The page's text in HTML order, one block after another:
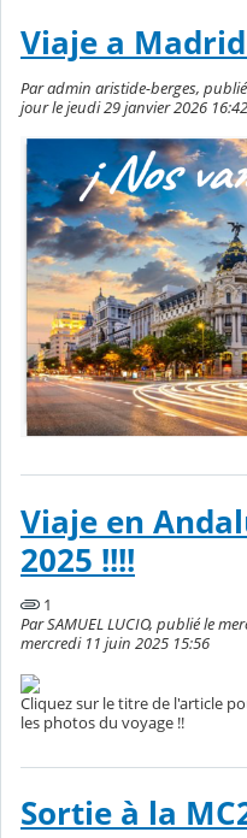
Viaje a
Par admin aristide-berges,
jour le jeudi 29 janvier 2026 16:42
Viaje en
2025 !!!!
1
Par SAMUEL LUCIO, publié le
mercredi 11 juin 2025 15:56
Cliquez sur le titre de l'article
les photos du voyage !!
Sortie à la